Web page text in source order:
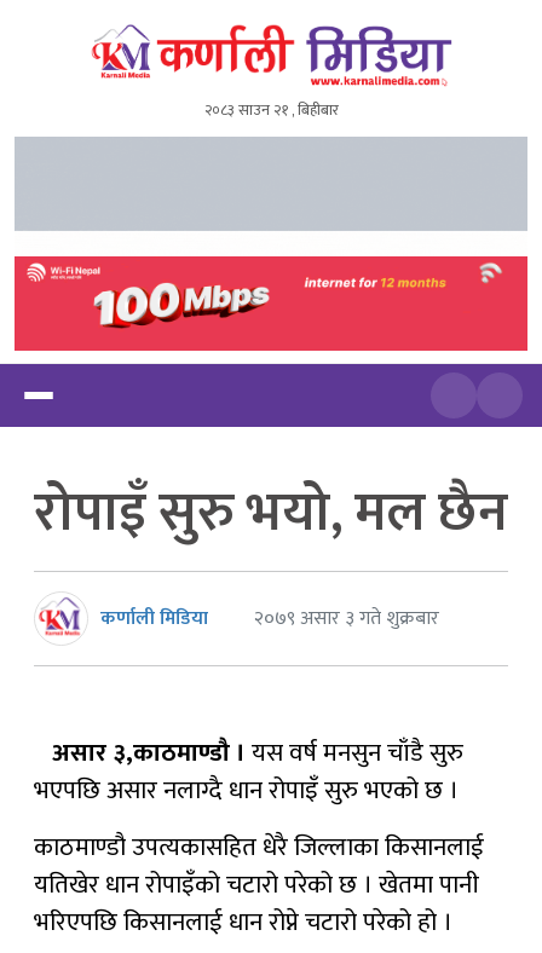
२०८३ साउन २१ , बिहीबार
रोपाइँ सुरु भयो, मल छैन
कर्णाली मिडिया २०७९ असार ३ गते शुक्रबार
असार ३,काठमाण्डौ । यस वर्ष मनसुन चाँडै सुरु
भएपछि असार नलाग्दै धान रोपाइँ सुरु भएको छ ।
काठमाण्डौ उपत्यकासहित धेरै जिल्लाका किसानलाई
यतिखेर धान रोपाइँको चटारो परेको छ । खेतमा पानी
भरिएपछि किसानलाई धान रोप्ने चटारो परेको हो ।